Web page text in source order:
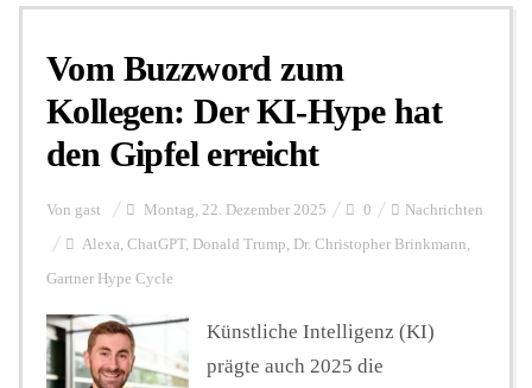
Personalien
Hintergrund
FUNKTURM-Beiträge
Podcast
Vom Buzzword zum
Kollegen: Der KI-Hype hat
den Gipfel erreicht
Von gast Montag, 22. Dezember 2025 0 Nachrichten
Alexa, ChatGPT, Donald Trump, Dr. Christopher Brinkmann,
Gartner Hype Cycle
Künstliche Intelligenz (KI)
prägte auch 2025 die